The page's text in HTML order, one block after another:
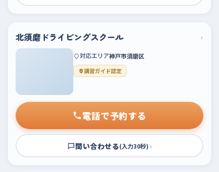
北須磨ドライビングスクール ›
対応エリア神戸市須磨区
講習ガイド認定
電話で予約する
問い合わせる(入力30秒) ›